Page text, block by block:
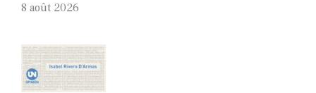
8 août 2026